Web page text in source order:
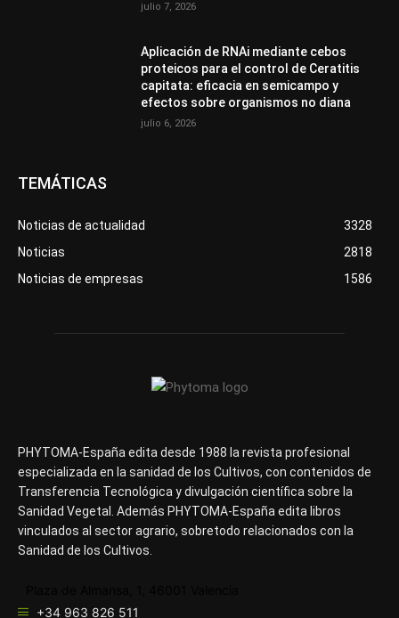
julio 7, 2026
Aplicación de RNAi mediante cebos
proteicos para el control de Ceratitis
capitata: eficacia en semicampo y
efectos sobre organismos no diana
julio 6, 2026
TEMÁTICAS
Noticias de actualidad
3328
Noticias
2818
Noticias de empresas
1586
PHYTOMA-España edita desde 1988 la revista profesional
especializada en la sanidad de los Cultivos, con contenidos de
Transferencia Tecnológica y divulgación científica sobre la
Sanidad Vegetal. Además PHYTOMA-España edita libros
vinculados al sector agrario, sobretodo relacionados con la
Sanidad de los Cultivos.
+34 963 826 511